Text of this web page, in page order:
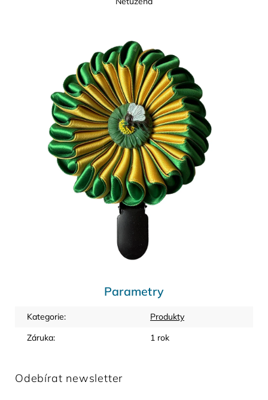
Parametry
Kategorie:
Produkty
Záruka: 1 rok
Odebírat newsletter